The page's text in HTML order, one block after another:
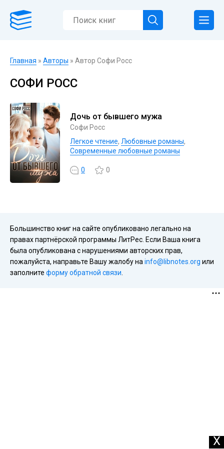
Главная » Авторы » Автор Софи Росс
СОФИ РОСС
Дочь от бывшего мужа
Софи Росс
Легкое чтение, Любовные романы,
Современные любовные романы
0 0
Большинство книг на сайте опубликовано легально на
правах партнёрской программы ЛитРес. Если Ваша книга
была опубликована с нарушениями авторских прав,
пожалуйста, направьте Вашу жалобу на info@libnotes.org или
заполните форму обратной связи
X